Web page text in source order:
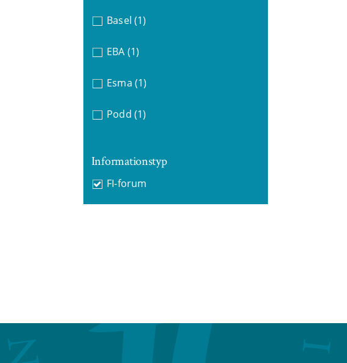
Basel (1)
EBA (1)
Esma (1)
Podd (1)
Informationstyp
FI-forum